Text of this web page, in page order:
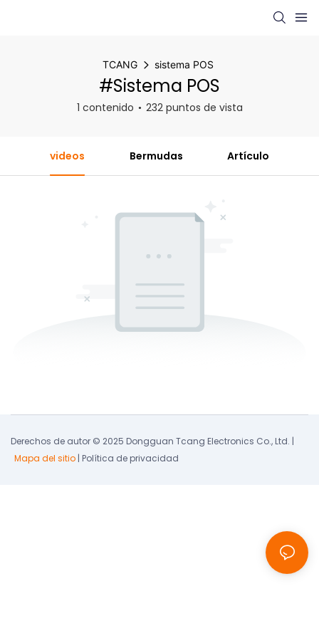
TCANG sistema POS
#sistema POS
1 contenido 232 puntos de vista
videos Bermudas Artículo
Derechos de autor © 2025 Dongguan Tcang Electronics Co., Ltd. |
Mapa del sitio | Política de privacidad